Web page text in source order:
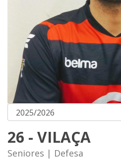
26 - VILAÇA
Seniores | Defesa